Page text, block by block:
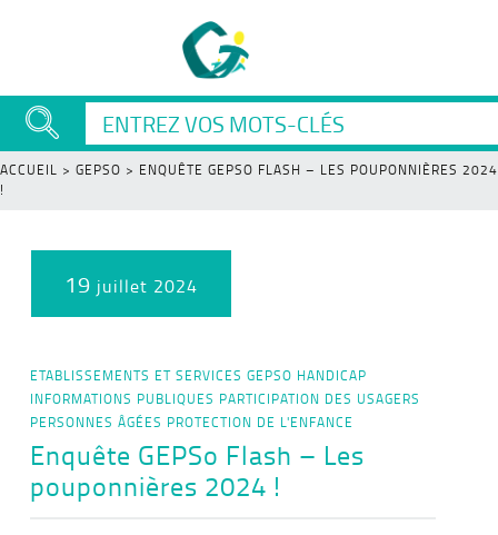
ACCUEIL > GEPSO > ENQUÊTE GEPSO FLASH – LES POUPONNIÈRES 2024
!
19 juillet 2024
ETABLISSEMENTS ET SERVICES GEPSO HANDICAP
INFORMATIONS PUBLIQUES PARTICIPATION DES USAGERS
PERSONNES ÂGÉES PROTECTION DE L'ENFANCE
Enquête GEPSo Flash – Les
pouponnières 2024 !